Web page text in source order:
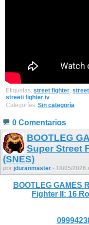
Etiquetas: street fighter,
streeti fighter iv
Categorías: Sin categoría
0 Comentarios
BOOTLEG
Super Street
(SNES)
por jduranmaster - 18/05/2026
BOOTLEG GAMES
Fighter II: 16